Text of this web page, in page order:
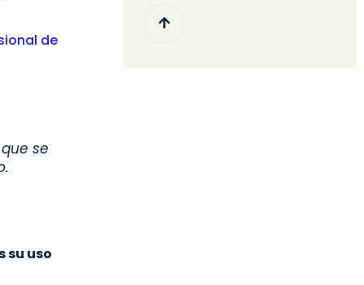
de
se
su uso